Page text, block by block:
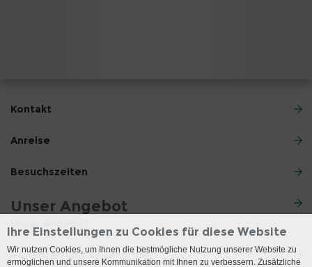
Kontakt
Anreise
Besuchszeiten
Unser Angebot
Patienten und Angehörige
Ihre Einstellungen zu Cookies für diese Website
Wir nutzen Cookies, um Ihnen die bestmögliche Nutzung unserer Website zu
ermöglichen und unsere Kommunikation mit Ihnen zu verbessern. Zusätzliche